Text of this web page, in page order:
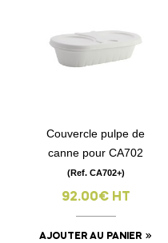
Couvercle pulpe de
canne pour CA702
(Ref. CA702+)
92.00€ HT
AJOUTER AU PANIER